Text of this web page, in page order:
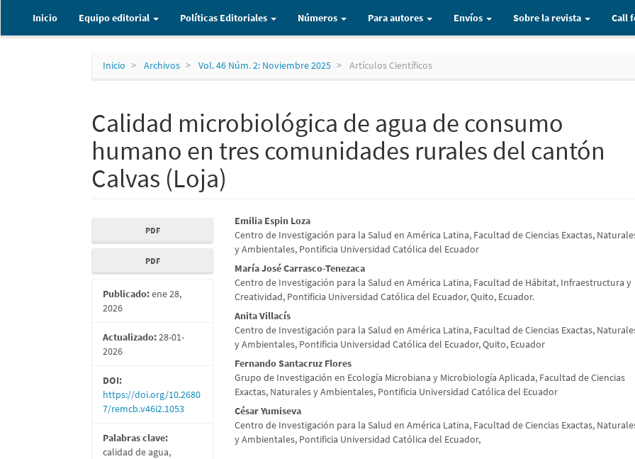
principal
Contenido
Inicio Equipo editorial Políticas Editoriales Números Para autores Envíos Sobre la revista Call
Inicio Archivos Vol. 46 Núm. 2: Noviembre 2025 Artículos Científicos
Calidad microbiológica de agua de consumo
humano en tres comunidades rurales del cantón
Calvas (Loja)
Barra
lateral
del
artículo
PDF
PDF
Publicado:ene 28,
2026
Actualizado:28-01-
2026
DOI:
https://doi.org/10.2680
7/remcb.v46i2.1053
Palabras clave:
calidad de agua,
Contenido
principal
del
artículo
Emilia Espin Loza
Centro de Investigación para la Salud en América Latina, Facultad de Ciencias Exactas,
y Ambientales, Pontificia Universidad Católica del Ecuador
María José Carrasco-Tenezaca
Centro de Investigación para la Salud en América Latina, Facultad de Hábitat, Infraestructura y
Creatividad, Pontificia Universidad Católica del Ecuador, Quito, Ecuador.
Anita Villacís
Centro de Investigación para la Salud en América Latina, Facultad de Ciencias Exactas,
y Ambientales, Pontificia Universidad Católica del Ecuador, Quito, Ecuador
Fernando Santacruz Flores
Grupo de Investigación en Ecología Microbiana y Microbiología Aplicada, Facultad de Ciencias
Exactas, Naturales y Ambientales, Pontificia Universidad Católica del Ecuador
César Yumiseva
Centro de Investigación para la Salud en América Latina, Facultad de Ciencias Exactas,
y Ambientales, Pontificia Universidad Católica del Ecuador,